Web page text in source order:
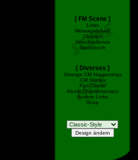
[ FM Scene ]
Links
Messageboard
Chatten
Verschiedenes
Gästebuch
[ Diverses ]
Strange CM Happenings
CM Stories
Fun Corner
About Champmaniacs
Andere Links
Shop